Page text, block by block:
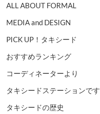
ALL ABOUT FORMAL
MEDIA and DESIGN
PICK UP！タキシード
おすすめランキング
コーディネーターより
タキシードステーションです
タキシードの歴史